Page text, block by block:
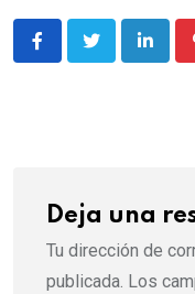
Deja una
Tu dirección de
publicada. Los